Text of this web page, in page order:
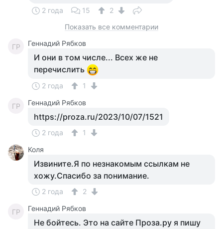
2 года 15
2
Показать все комментарии
ГР Геннадий Рябков
И они в том числе... Всех же не
перечислить
2 года 1
ГР Геннадий Рябков
https://proza.ru/2023/10/07/1521
2 года
1
Коля
Извините.Я по незнакомым ссылкам не
хожу.Спасибо за понимание.
2 года 2
ГР Геннадий Рябков
Не бойтесь. Это на сайте Проза.ру я пишу